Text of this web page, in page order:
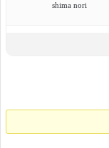
shima nori